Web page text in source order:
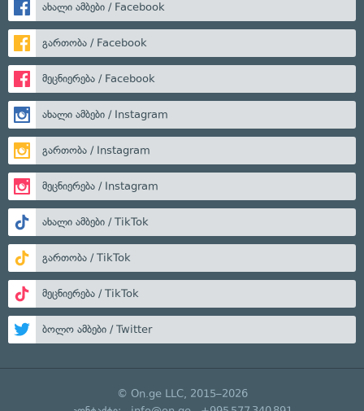
ახალი ამბები / Facebook
გართობა / Facebook
მეცნიერება / Facebook
ახალი ამბები / Instagram
გართობა / Instagram
მეცნიერება / Instagram
ახალი ამბები / TikTok
გართობა / TikTok
მეცნიერება / TikTok
ბოლო ამბები / Twitter
© On.ge LLC, 2015–2026